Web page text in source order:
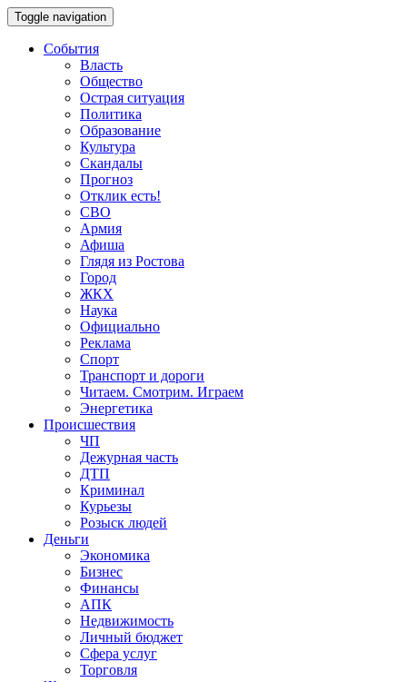
Toggle navigation
События
Власть
Общество
Острая ситуация
Политика
Образование
Культура
Скандалы
Прогноз
Отклик есть!
СВО
Армия
Афиша
Глядя из Ростова
Город
ЖКХ
Наука
Официально
Реклама
Спорт
Транспорт и дороги
Читаем. Смотрим. Играем
Энергетика
Происшествия
ЧП
Дежурная часть
ДТП
Криминал
Курьезы
Розыск людей
Деньги
Экономика
Бизнес
Финансы
АПК
Недвижимость
Личный бюджет
Сфера услуг
Торговля